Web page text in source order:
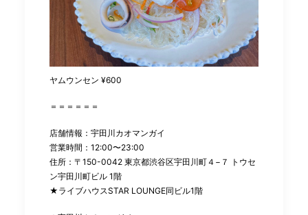
ヤムウンセン ¥600
＝＝＝＝＝＝
店舗情報：宇田川カオマンガイ
営業時間：12:00〜23:00
住所：〒150-0042 東京都渋谷区宇田川町４−７ トウセ
ン宇田川町ビル 1階
★ライブハウスSTAR LOUNGE同ビル1階